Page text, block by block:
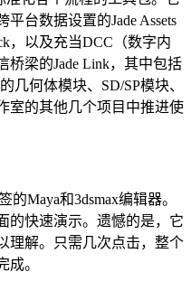
台数据设置的Jade Assets
，以及充当DCC（数字内
桥梁的Jade Link，其中包括
几何体模块、SD/SP模块、
室的其他几个项目中推进使
的Maya和3dsmax编辑器。
的快速演示。遗憾的是，它
理解。只需几次点击，整个
成。